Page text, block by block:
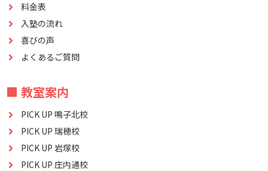
料金表
入塾の流れ
喜びの声
よくあるご質問
■ 教室案内
PICK UP 鳴子北校
PICK UP 瑞穂校
PICK UP 岩塚校
PICK UP 庄内通校